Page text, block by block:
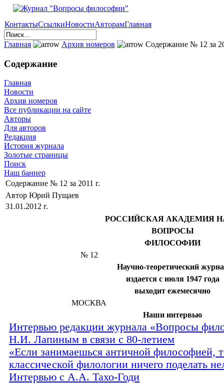
КонтактыСсылкиНовостиАвторамГлавная
Главная Архив номеров Содержание № 12 за
Содержание
Главная
Новости
Архив номеров
Все публикации на сайте
Авторы
Для авторов
Редакция
История журнала
Золотые страницы
Поиск
Наш баннер
Содержание № 12 за 2011 г.
Автор Юрий Пущаев
31.01.2012 г.
РОССИЙСКАЯ АКАДЕМИЯ
ВОПРОСЫ
ФИЛОСОФИИ
№ 12
Научно-теоретический
издается с июля 1947 года
выходит ежемесячно
МОСКВА
Наши интервью
Интервью редакции журнала «Вопросы
Н.И. Лапиным в связи с 80-летием
«Если занимаешься античной философией,
классической филологии ничего поделать
Интервью с А.А. Тахо-Годи